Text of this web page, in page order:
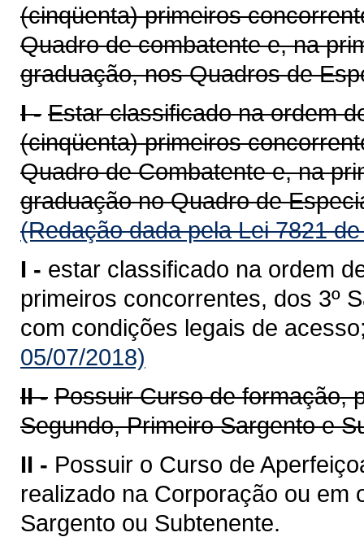
(cinqüenta) primeiros
Quadro de combatente e, na
graduação, nos Quadros de
I - Estar classificado na ordem
(cinqüenta) primeiros
Quadro de Combatente e, na
graduação no Quadro de
(Redação dada pela Lei 7821
I - estar classificado na ordem
primeiros concorrentes, dos 3º
com condições legais de
05/07/2018)
II - Possuir Curso de formação,
Segundo, Primeiro Sargento e
II - Possuir o Curso de
realizado na Corporação ou em
Sargento ou Subtenente.